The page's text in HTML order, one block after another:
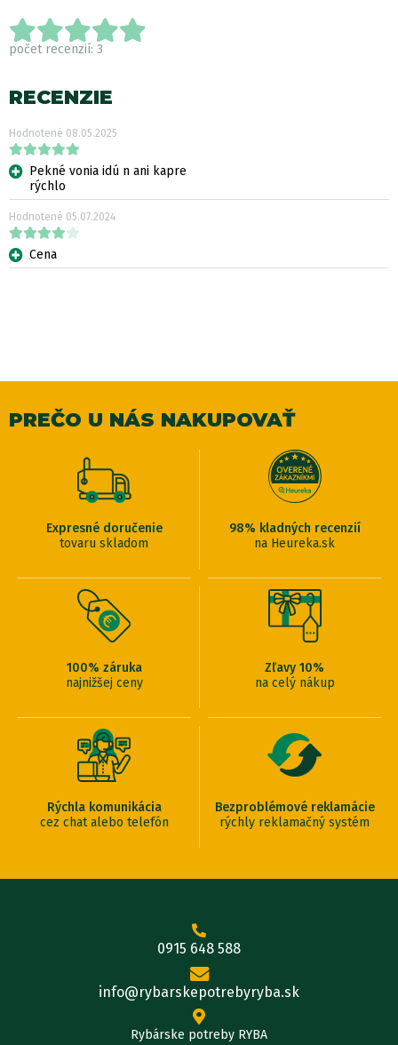
počet recenzií: 3
RECENZIE
Hodnotené 08.05.2025
Pekné vonia idú n ani kapre
rýchlo
Hodnotené 05.07.2024
Cena
PREČO U NÁS NAKUPOVAŤ
Expresné doručenie
tovaru skladom
98% kladných recenzií
na Heureka.sk
100% záruka
najnižšej ceny
Zľavy 10%
na celý nákup
Rýchla komunikácia
cez chat alebo telefón
Bezproblémové reklamácie
rýchly reklamačný systém
0915 648 588
info@rybarskepotrebyryba.sk
Rybárske potreby RYBA